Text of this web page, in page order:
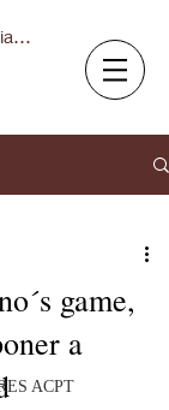
sesión
ACPT
game,
a